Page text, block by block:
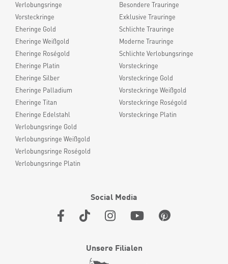
Verlobungsringe
Vorsteckringe
Eheringe Gold
Eheringe Weißgold
Eheringe Roségold
Eheringe Platin
Eheringe Silber
Eheringe Palladium
Eheringe Titan
Eheringe Edelstahl
Verlobungsringe Gold
Verlobungsringe Weißgold
Verlobungsringe Roségold
Verlobungsringe Platin
Besondere Trauringe
Exklusive Trauringe
Schlichte Trauringe
Moderne Trauringe
Schlichte Verlobungsringe
Vorsteckringe
Vorsteckringe Gold
Vorsteckringe Weißgold
Vorsteckringe Roségold
Vorsteckringe Platin
Social Media
Unsere Filialen